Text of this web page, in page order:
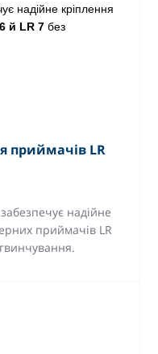
надійне кріплення
й LR 7 без
приймачів LR
надійне
приймачів LR